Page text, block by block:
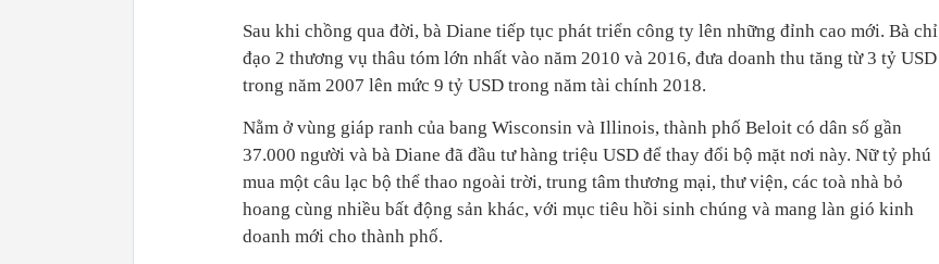
Sau khi chồng qua đời, bà Diane tiếp tục phát triển công ty lên những đỉnh cao mới. Bà chỉ
đạo 2 thương vụ thâu tóm lớn nhất vào năm 2010 và 2016, đưa doanh thu tăng từ 3 tỷ USD
trong năm 2007 lên mức 9 tỷ USD trong năm tài chính 2018.
Nằm ở vùng giáp ranh của bang Wisconsin và Illinois, thành phố Beloit có dân số gần
37.000 người và bà Diane đã đầu tư hàng triệu USD để thay đổi bộ mặt nơi này. Nữ tỷ phú
mua một câu lạc bộ thể thao ngoài trời, trung tâm thương mại, thư viện, các toà nhà bỏ
hoang cùng nhiều bất động sản khác, với mục tiêu hồi sinh chúng và mang làn gió kinh
doanh mới cho thành phố.